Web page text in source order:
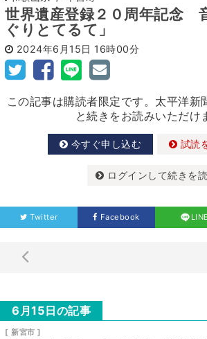
世界遺産登録２０周年記念
ぐりとてるて」
2024年6月15日 16時00分
この記事は購読者限定です。太平洋新
と続きをお読みいただけ
今すぐ申し込む 試読
ログインして続きを
Twitter Facebook LINE
6月15日の記事
[ 新宮市 ]